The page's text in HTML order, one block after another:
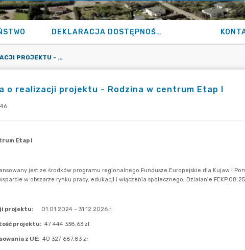
DEKLARACJA DOSTĘPNOŚCI
INFORMACJA O REALIZACJI PROJEKTU - RODZINA W CENTRUM ETAP I
o realizacji projektu - Rodzina w centrum Etap I